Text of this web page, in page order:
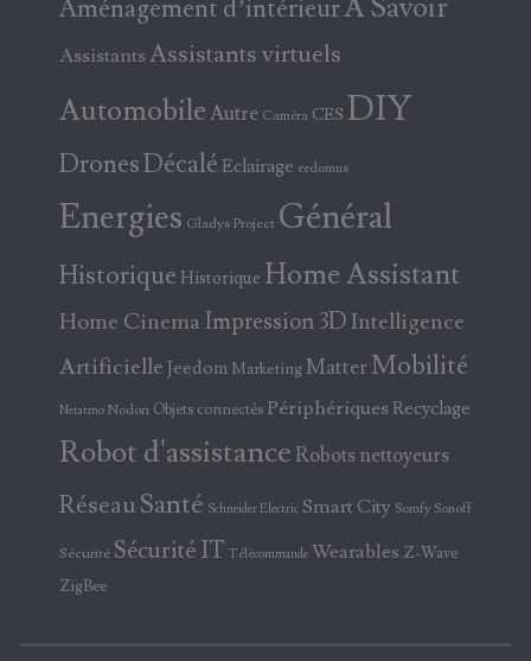
Aménagement d’intérieurA Savoir
AssistantsAssistants virtuels
AutomobileAutre Caméra CES DIY
DronesDécalé Eclairage eedomus
Energies Gladys Project Général
Historique Historique Home Assistant
Home Cinema Impression 3DIntelligence
Artificielle Jeedom Marketing Matter Mobilité
Netatmo Nodon Objets connectés PériphériquesRecyclage
Robot d'assistance Robots nettoyeurs
RéseauSanté Schneider Electric Smart City Somfy Sonoff
Sécurité Sécurité IT Télécommande Wearables Z-Wave
ZigBee